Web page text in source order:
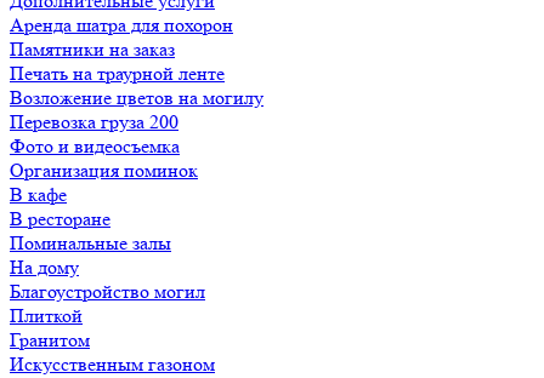
Аренда шатра для похорон
Памятники на заказ
Печать на траурной ленте
Возложение цветов на могилу
Перевозка груза 200
Фото и видеосъемка
Организация поминок
В кафе
В ресторане
Поминальные залы
На дому
Благоустройство могил
Плиткой
Гранитом
Искусственным газоном